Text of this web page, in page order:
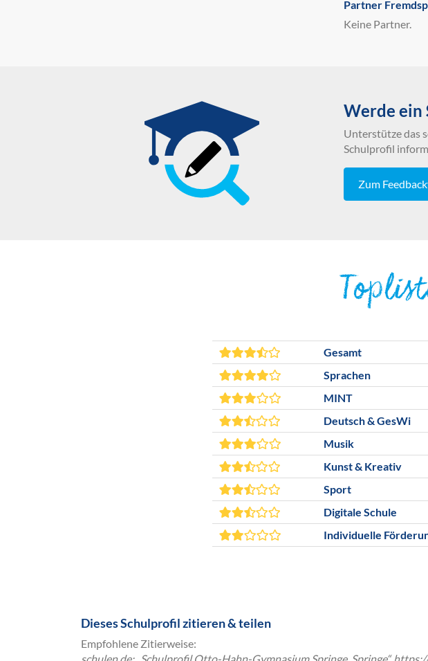
Partner
Keine Partner.
Werde ein
Unterstütze das
Schulprofil
Zum
Gesamt
Sprachen
MINT
Deutsch & GesWi
Musik
Kunst & Kreativ
Sport
Digitale Schule
Individuelle
Dieses Schulprofil zitieren & teilen
Empfohlene Zitierweise: